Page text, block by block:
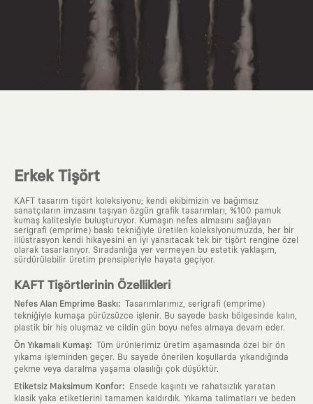
Erkek Tişört
KAFT tasarım tişört koleksiyonu; kendi ekibimizin ve bağımsız
sanatçıların imzasını taşıyan özgün grafik tasarımları, %100 pamuk
kumaş kalitesiyle buluşturuyor. Kumaşın nefes almasını sağlayan
serigrafi (emprime) baskı tekniğiyle üretilen koleksiyonumuzda, her bir
illüstrasyon kendi hikayesini en iyi yansıtacak tek bir tişört rengine özel
olarak tasarlanıyor. Sıradanlığa yer vermeyen bu estetik yaklaşım,
sürdürülebilir üretim prensipleriyle hayata geçiyor.
KAFT Tişörtlerinin Özellikleri
Nefes Alan Emprime Baskı: Tasarımlarımız, serigrafi (emprime)
tekniğiyle kumaşa pürüzsüzce işlenir. Bu sayede baskı bölgesinde kalın,
plastik bir his oluşmaz ve cildin gün boyu nefes almaya devam eder.
Ön Yıkamalı Kumaş: Tüm ürünlerimiz üretim aşamasında özel bir ön
yıkama işleminden geçer. Bu sayede önerilen koşullarda yıkandığında
çekme veya daralma yaşama olasılığı çok düşüktür.
Etiketsiz Maksimum Konfor:
Ensede kaşıntı ve rahatsızlık yaratan
klasik yaka etiketlerini tamamen kaldırdık. Yıkama talimatları ve beden